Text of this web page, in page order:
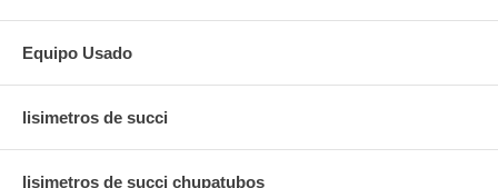
Equipo Usado
lisimetros de succi
lisimetros de succi chupatubos